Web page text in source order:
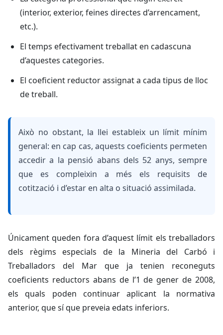
(interior, exterior, feines directes d’arrencament,
etc.).
El temps efectivament treballat en cadascuna
d’aquestes categories.
El coeficient reductor assignat a cada tipus de lloc
de treball.
Això no obstant, la llei estableix un límit mínim
general: en cap cas, aquests coeficients permeten
accedir a la pensió abans dels 52 anys, sempre
que es compleixin a més els requisits de
cotització i d’estar en alta o situació assimilada.
Únicament queden fora d’aquest límit els treballadors
dels règims especials de la Mineria del Carbó i
Treballadors del Mar que ja tenien reconeguts
coeficients reductors abans de l’1 de gener de 2008,
els quals poden continuar aplicant la normativa
anterior, que sí que preveia edats inferiors.